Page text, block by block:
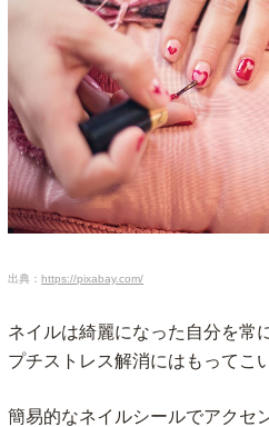
出典：https://pixabay.com/
ネイルは綺麗になった自分を常
プチストレス解消にはもってこ
簡易的なネイルシールでアクセ